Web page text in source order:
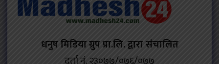
धनुष मिडिया ग्रुप प्रा.लि. द्वारा संचालित